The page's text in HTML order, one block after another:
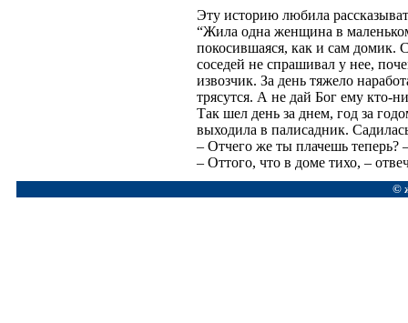
Эту историю любила
“Жила одна женщина в
покосившаяся, как и сам домик.
соседей не спрашивал у нее,
извозчик. За день тяжело
трясутся. А не дай Бог ему кто-
Так шел день за днем, год за
выходила в палисадник.
– Отчего же ты плачешь теперь?
– Оттого, что в доме тихо, –
©